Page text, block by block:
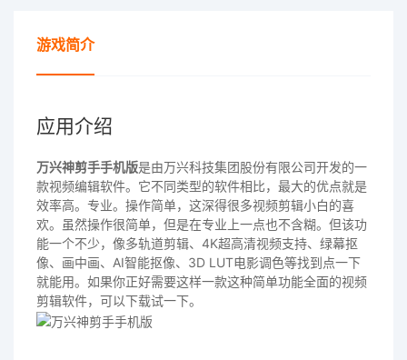
游戏简介
应用介绍
万兴神剪手手机版是由万兴科技集团股份有限公司开发的一
款视频编辑软件。它不同类型的软件相比，最大的优点就是
效率高。专业。操作简单，这深得很多视频剪辑小白的喜
欢。虽然操作很简单，但是在专业上一点也不含糊。但该功
能一个不少，像多轨道剪辑、4K超高清视频支持、绿幕抠
像、画中画、AI智能抠像、3D LUT电影调色等找到点一下
就能用。如果你正好需要这样一款这种简单功能全面的视频
剪辑软件，可以下载试一下。